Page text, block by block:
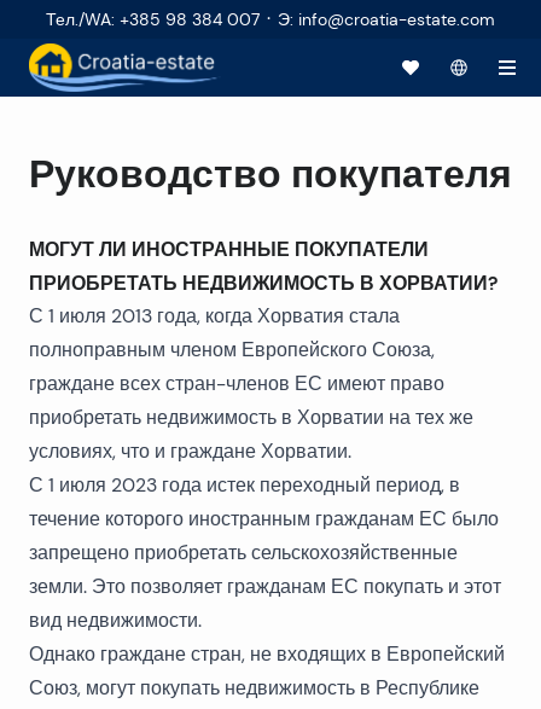
Тел./WA: +385 98 384 007 · Э: info@croatia-estate.com
Руководство покупателя
МОГУТ ЛИ ИНОСТРАННЫЕ ПОКУПАТЕЛИ
ПРИОБРЕТАТЬ НЕДВИЖИМОСТЬ В ХОРВАТИИ?
С 1 июля 2013 года, когда Хорватия стала
полноправным членом Европейского Союза,
граждане всех стран-членов ЕС имеют право
приобретать недвижимость в Хорватии на тех же
условиях, что и граждане Хорватии.
С 1 июля 2023 года истек переходный период, в
течение которого иностранным гражданам ЕС было
запрещено приобретать сельскохозяйственные
земли. Это позволяет гражданам ЕС покупать и этот
вид недвижимости.
Однако граждане стран, не входящих в Европейский
Союз, могут покупать недвижимость в Республике